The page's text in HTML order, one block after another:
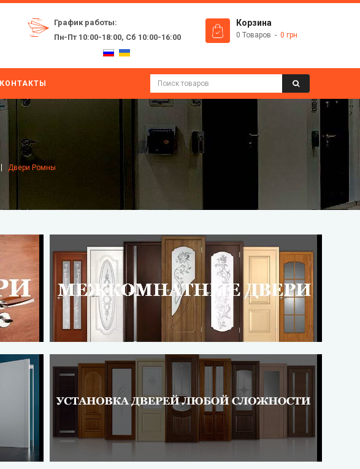
График работы:
Пн-Пт 10:00-18:00, Сб 10:00-16:00
Корзина
0 Товаров 0 грн
КОНТАКТЫ
Двери Ромны